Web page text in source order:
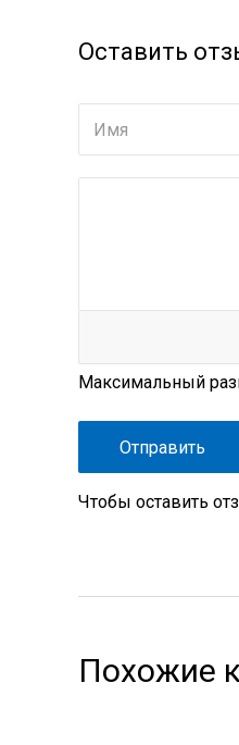
Оставить
Максимальный
размер файла:
типы файлов:
Чтобы оставить
Похожие